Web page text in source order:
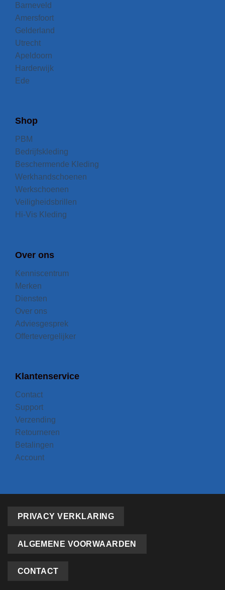
Barneveld
Amersfoort
Gelderland
Utrecht
Apeldoorn
Harderwijk
Ede
Shop
PBM
Bedrijfskleding
Beschermende Kleding
Werkhandschoenen
Werkschoenen
Veiligheidsbrillen
Hi-Vis Kleding
Over ons
Kenniscentrum
Merken
Diensten
Over ons
Adviesgesprek
Offertevergelijker
Klantenservice
Contact
Support
Verzending
Retourneren
Betalingen
Account
PRIVACY VERKLARING
ALGEMENE VOORWAARDEN
CONTACT